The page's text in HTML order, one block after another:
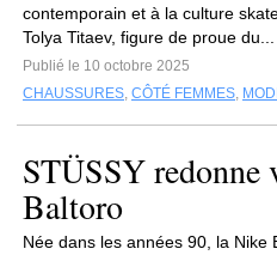
contemporain et à la culture
Tolya Titaev, figure de proue du...
Publié le 10 octobre 2025
CHAUSSURES, CÔTÉ FEMMES,
STÜSSY redonne
Baltoro
Née dans les années 90, la Nike